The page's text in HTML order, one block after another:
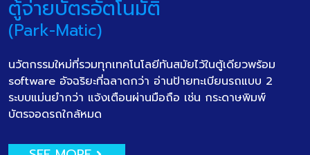
ตู้จ่ายบัตรอัตโนมัติ
(Park-Matic)
นวัตกรรมใหม่ที่รวมทุกเทคโนโลยีทันสมัยไว้ในตู้เดียวพร้อม
software อัจฉริยะที่ฉลาดกว่า อ่านป้ายทะเบียนรถแบบ 2
ระบบแม่นยำกว่า แจ้งเตือนผ่านมือถือ เช่น กระดาษพิมพ์
บัตรจอดรถใกล้หมด